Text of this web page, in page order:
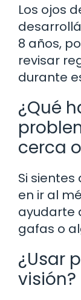
Los ojos
8 años,
revisar
durante
¿Qué
cerca
Si sientes
en ir al
ayudarte
gafas o
¿Usar
visión?